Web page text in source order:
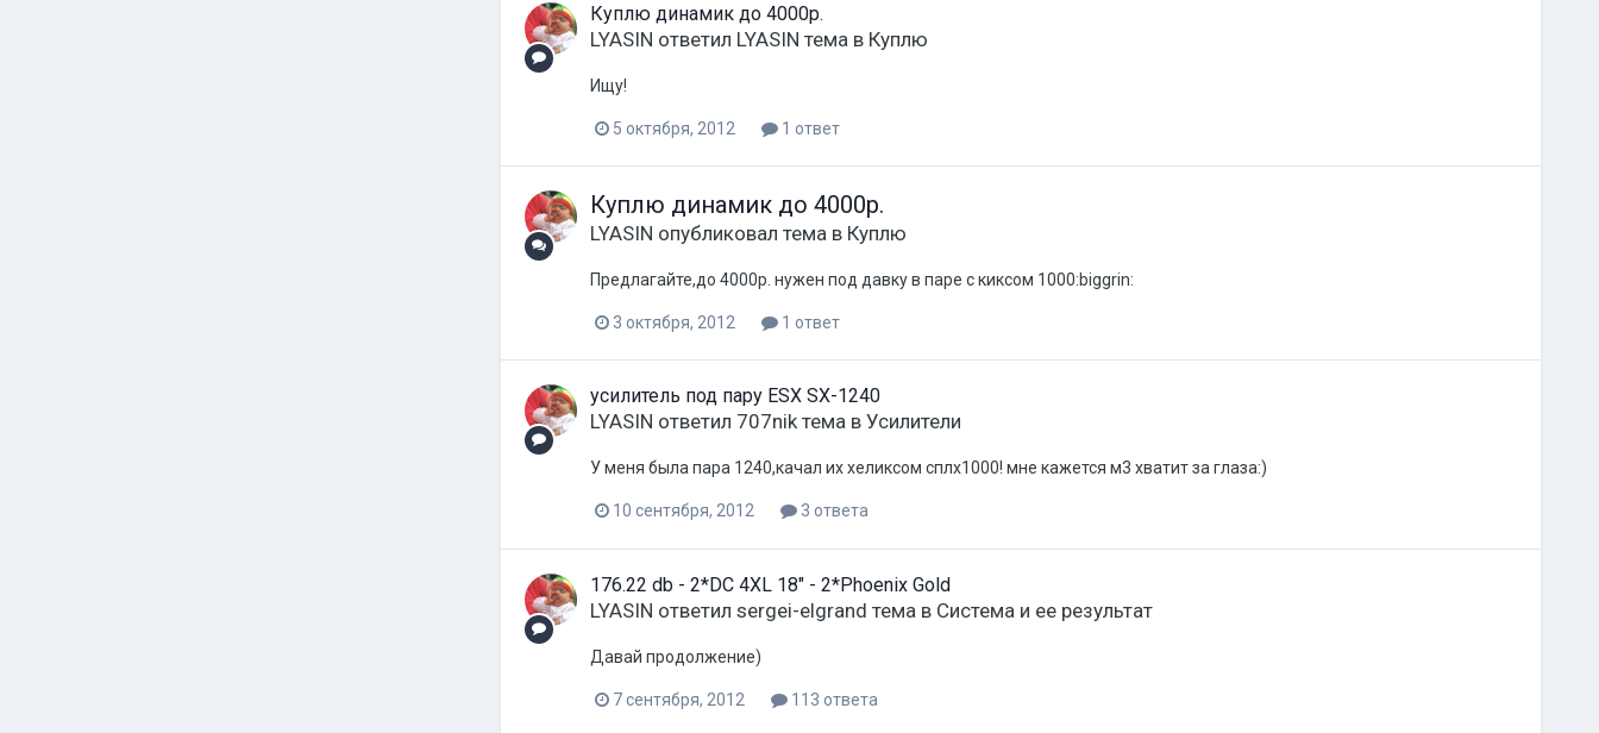
Куплю динамик до 4000р.
LYASIN ответил LYASIN тема в Куплю
Ищу!
5 октября, 2012 1 ответ
Куплю динамик до 4000р.
LYASIN опубликовал тема в Куплю
Предлагайте,до 4000р. нужен под давку в паре с киксом 1000:biggrin:
3 октября, 2012 1 ответ
усилитель под пару ESX SX-1240
LYASIN ответил 707nikтема в Усилители
У меня была пара 1240,качал их хеликсом сплх1000! мне кажется м3 хватит за глаза:)
10 сентября, 2012 3 ответа
176.22 db - 2*DC 4XL 18" - 2*Phoenix Gold
LYASIN ответил sergei-elgrand тема в Система и ее результат
Давай продолжение)
7 сентября, 2012 113 ответа